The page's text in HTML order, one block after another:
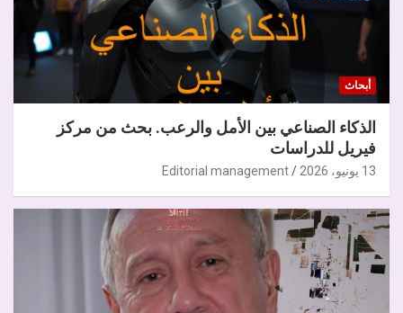
أبحاث
الذكاء الصناعي بين الأمل والرعب. بحث من مركز
فيريل للدراسات
13 يونيو، 2026 Editorial management